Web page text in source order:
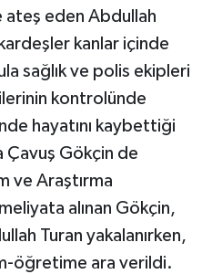
ateş eden Abdullah
kanlar içinde
sağlık ve polis ekipleri
kontrolünde
hayatını kaybettiği
Çavuş Gökçin de
ve Araştırma
alınan Gökçin,
Turan yakalanırken,
öğretime ara verildi.